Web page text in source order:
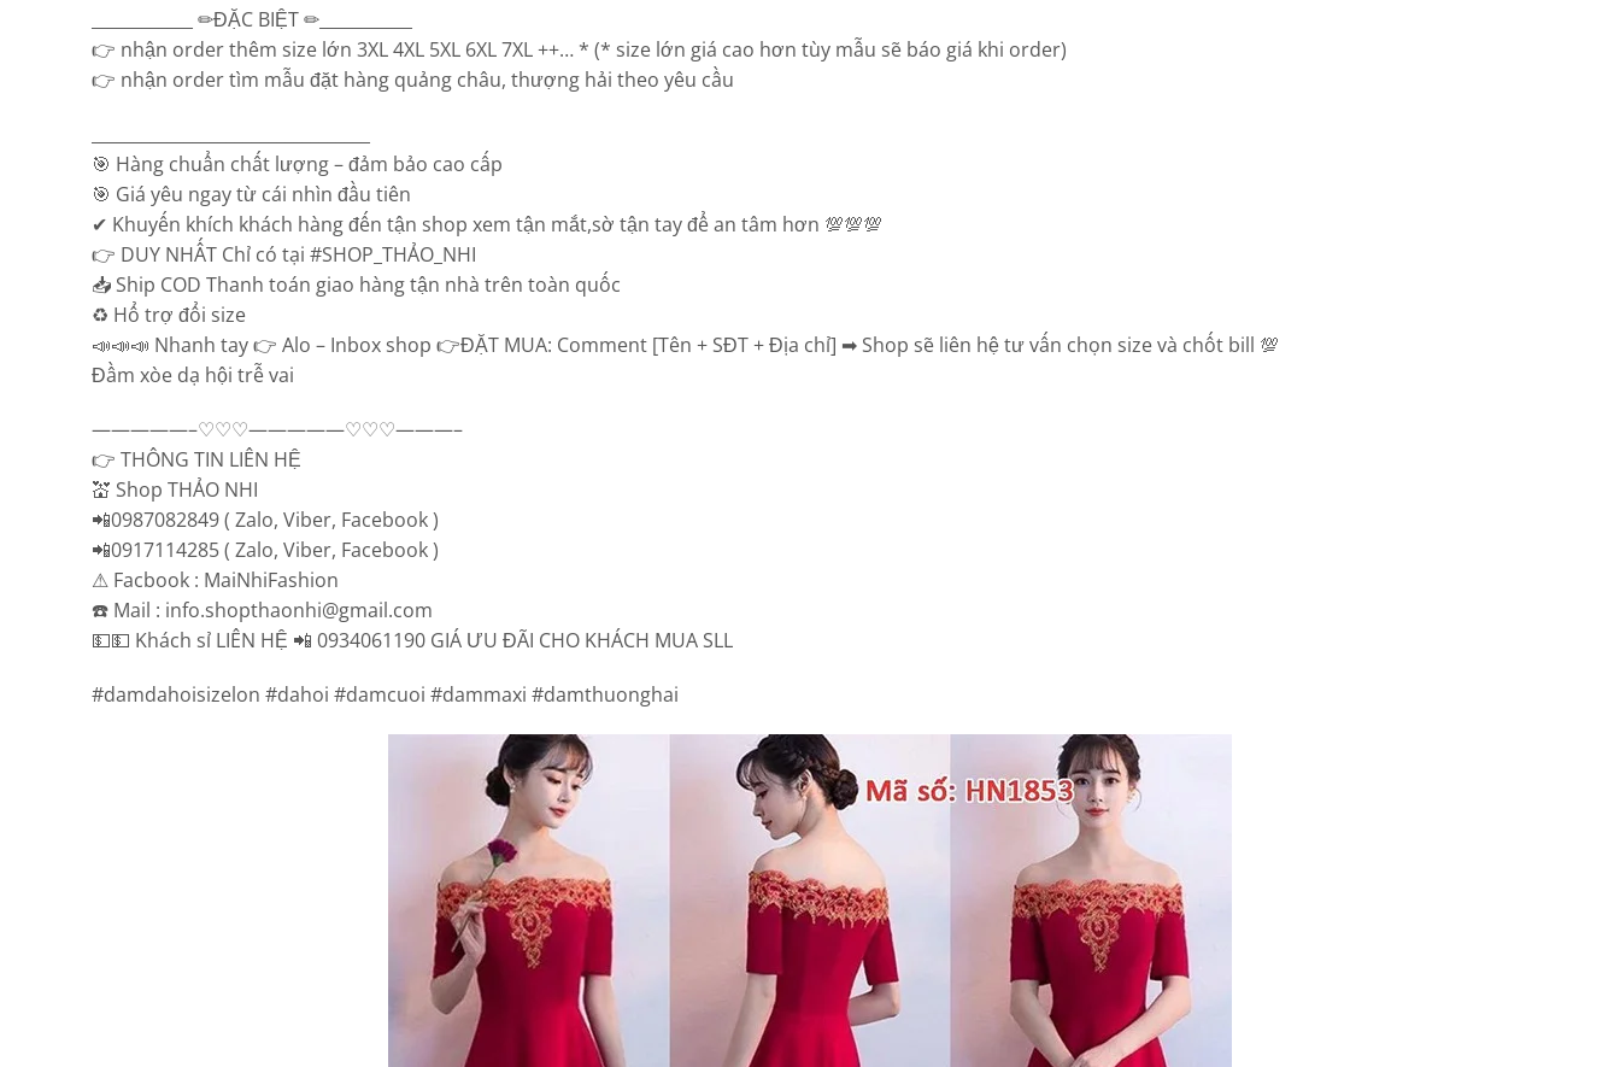
____________ ✏ĐẶC BIỆT ✏___________
👉 nhận order thêm size lớn 3XL 4XL 5XL 6XL 7XL ++… * (* size lớn giá cao hơn tùy mẫu sẽ báo giá khi order)
👉 nhận order tìm mẫu đặt hàng quảng châu, thượng hải theo yêu cầu
🎯 Hàng chuẩn chất lượng – đảm bảo cao cấp
🎯 Giá yêu ngay từ cái nhìn đầu tiên
✔ Khuyến khích khách hàng đến tận shop xem tận mắt,sờ tận tay để an tâm hơn 💯💯💯
👉 DUY NHẤT Chỉ có tại #SHOP_THẢO_NHI
📥 Ship COD Thanh toán giao hàng tận nhà trên toàn quốc
♻️ Hổ trợ đổi size
📣📣📣 Nhanh tay 👉 Alo – Inbox shop 👉ĐẶT MUA: Comment [Tên + SĐT + Địa chỉ] ➡ Shop sẽ liên hệ tư vấn chọn size và chốt bill 💯
Đầm xòe dạ hội trễ vai
—————–♡♡♡—————♡♡♡———–
👉 THÔNG TIN LIÊN HỆ
💒 Shop THẢO NHI
📲0987082849 ( Zalo, Viber, Facebook )
📲0917114285 ( Zalo, Viber, Facebook )
⚠ Facbook : MaiNhiFashion
☎️ Mail : info.shopthaonhi@gmail.com
💵💵 Khách sỉ LIÊN HỆ 📲 0934061190 GIÁ ƯU ĐÃI CHO KHÁCH MUA SLL
#damdahoisizelon #dahoi #damcuoi #dammaxi #damthuonghai